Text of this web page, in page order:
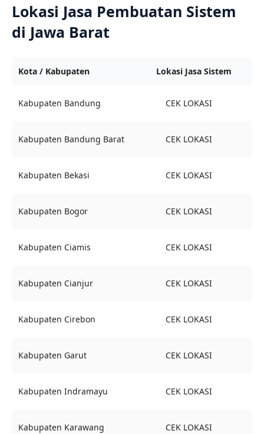
Lokasi Jasa Pembuatan Sistem
di Jawa Barat
Kota / Kabupaten Lokasi Jasa Sistem
Kabupaten Bandung CEK LOKASI
Kabupaten Bandung Barat CEK LOKASI
Kabupaten Bekasi CEK LOKASI
Kabupaten Bogor CEK LOKASI
Kabupaten Ciamis CEK LOKASI
Kabupaten Cianjur CEK LOKASI
Kabupaten Cirebon CEK LOKASI
Kabupaten Garut CEK LOKASI
Kabupaten Indramayu CEK LOKASI
Kabupaten Karawang CEK LOKASI